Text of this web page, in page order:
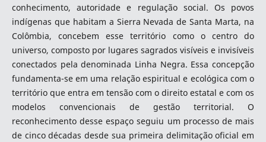
conhecimento, autoridade e regulação social. Os povos
indígenas que habitam a Sierra Nevada de Santa Marta, na
Colômbia, concebem esse território como o centro do
universo, composto por lugares sagrados visíveis e invisíveis
conectados pela denominada Linha Negra. Essa concepção
fundamenta-se em uma relação espiritual e ecológica com o
território que entra em tensão com o direito estatal e com os
modelos convencionais de gestão territorial. O
reconhecimento desse espaço seguiu um processo de mais
de cinco décadas desde sua primeira delimitação oficial em